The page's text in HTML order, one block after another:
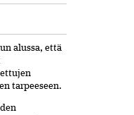
alussa, että
tarpeeseen.